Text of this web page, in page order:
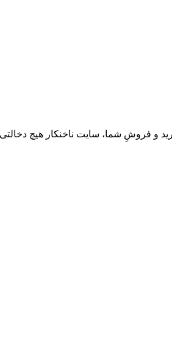
و فروشِ شما، سایت ناخنکار هیچ دخالتی